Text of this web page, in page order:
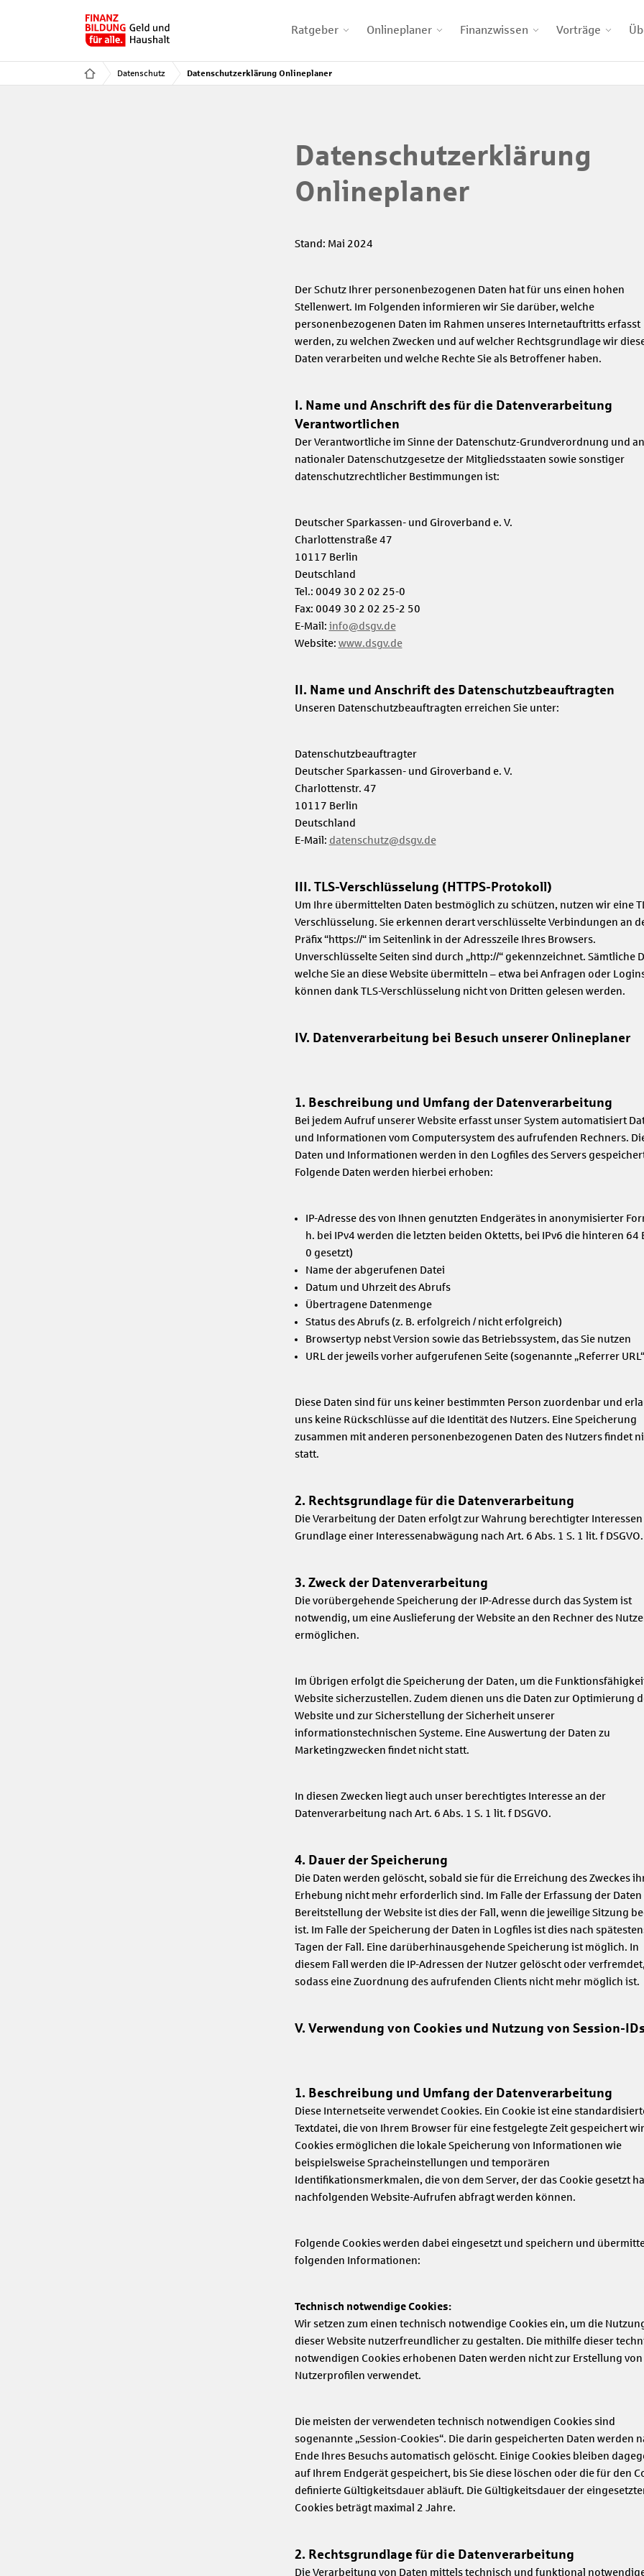
Ratgeber Onlineplaner Finanzwissen Vorträge
Datenschutz Datenschutzerklärung Onlineplaner
Datenschutzerklärung
Onlineplaner
Stand: Mai 2024
Der Schutz Ihrer personenbezogenen Daten hat für uns einen hohen
Stellenwert. Im Folgenden informieren wir Sie darüber, welche
personenbezogenen Daten im Rahmen unseres Internetauftritts erfasst
werden, zu welchen Zwecken und auf welcher Rechtsgrundlage wir
Daten verarbeiten und welche Rechte Sie als Betroffener haben.
I. Name und Anschrift des für die Datenverarbeitung
Verantwortlichen
Der Verantwortliche im Sinne der Datenschutz-Grundverordnung und
nationaler Datenschutzgesetze der Mitgliedsstaaten sowie sonstiger
datenschutzrechtlicher Bestimmungen ist:
Deutscher Sparkassen- und Giroverband e. V.
Charlottenstraße 47
10117 Berlin
Deutschland
Tel.: 0049 30 2 02 25-0
Fax: 0049 30 2 02 25-2 50
E-Mail: info@dsgv.de
Website: www.dsgv.de
II. Name und Anschrift des Datenschutzbeauftragten
Unseren Datenschutzbeauftragten erreichen Sie unter:
Datenschutzbeauftragter
Deutscher Sparkassen- und Giroverband e. V.
Charlottenstr. 47
10117 Berlin
Deutschland
E-Mail: datenschutz@dsgv.de
III. TLS-Verschlüsselung (HTTPS-Protokoll)
Um Ihre übermittelten Daten bestmöglich zu schützen, nutzen wir eine
Verschlüsselung. Sie erkennen derart verschlüsselte Verbindungen an
Präfix “https://“ im Seitenlink in der Adresszeile Ihres Browsers.
Unverschlüsselte Seiten sind durch „http://“ gekennzeichnet. Sämtliche
welche Sie an diese Website übermitteln – etwa bei Anfragen oder
können dank TLS-Verschlüsselung nicht von Dritten gelesen werden.
IV. Datenverarbeitung bei Besuch unserer Onlineplaner
1. Beschreibung und Umfang der Datenverarbeitung
Bei jedem Aufruf unserer Website erfasst unser System automatisiert
und Informationen vom Computersystem des aufrufenden Rechners.
Daten und Informationen werden in den Logfiles des Servers
Folgende Daten werden hierbei erhoben:
IP-Adresse des von Ihnen genutzten Endgerätes in anonymisierter
h. bei IPv4 werden die letzten beiden Oktetts, bei IPv6 die hinteren 64
0 gesetzt)
Name der abgerufenen Datei
Datum und Uhrzeit des Abrufs
Übertragene Datenmenge
Status des Abrufs (z. B. erfolgreich / nicht erfolgreich)
Browsertyp nebst Version sowie das Betriebssystem, das Sie nutzen
URL der jeweils vorher aufgerufenen Seite (sogenannte „Referrer
Diese Daten sind für uns keiner bestimmten Person zuordenbar und
uns keine Rückschlüsse auf die Identität des Nutzers. Eine Speicherung
zusammen mit anderen personenbezogenen Daten des Nutzers findet
statt.
2. Rechtsgrundlage für die Datenverarbeitung
Die Verarbeitung der Daten erfolgt zur Wahrung berechtigter Interessen
Grundlage einer Interessenabwägung nach Art. 6 Abs. 1 S. 1 lit. f DSGVO.
3. Zweck der Datenverarbeitung
Die vorübergehende Speicherung der IP-Adresse durch das System ist
notwendig, um eine Auslieferung der Website an den Rechner des
ermöglichen.
Im Übrigen erfolgt die Speicherung der Daten, um die
Website sicherzustellen. Zudem dienen uns die Daten zur Optimierung
Website und zur Sicherstellung der Sicherheit unserer
informationstechnischen Systeme. Eine Auswertung der Daten zu
Marketingzwecken findet nicht statt.
In diesen Zwecken liegt auch unser berechtigtes Interesse an der
Datenverarbeitung nach Art. 6 Abs. 1 S. 1 lit. f DSGVO.
4. Dauer der Speicherung
Die Daten werden gelöscht, sobald sie für die Erreichung des Zweckes
Erhebung nicht mehr erforderlich sind. Im Falle der Erfassung der Daten
Bereitstellung der Website ist dies der Fall, wenn die jeweilige Sitzung
ist. Im Falle der Speicherung der Daten in Logfiles ist dies nach
Tagen der Fall. Eine darüberhinausgehende Speicherung ist möglich. In
diesem Fall werden die IP-Adressen der Nutzer gelöscht oder verfremdet,
sodass eine Zuordnung des aufrufenden Clients nicht mehr möglich ist.
V. Verwendung von Cookies und Nutzung von Session-
1. Beschreibung und Umfang der Datenverarbeitung
Diese Internetseite verwendet Cookies. Ein Cookie ist eine
Textdatei, die von Ihrem Browser für eine festgelegte Zeit gespeichert
Cookies ermöglichen die lokale Speicherung von Informationen wie
beispielsweise Spracheinstellungen und temporären
Identifikationsmerkmalen, die von dem Server, der das Cookie gesetzt
nachfolgenden Website-Aufrufen abfragt werden können.
Folgende Cookies werden dabei eingesetzt und speichern und
folgenden Informationen:
Technisch notwendige Cookies:
Wir setzen zum einen technisch notwendige Cookies ein, um die
dieser Website nutzerfreundlicher zu gestalten. Die mithilfe dieser
notwendigen Cookies erhobenen Daten werden nicht zur Erstellung von
Nutzerprofilen verwendet.
Die meisten der verwendeten technisch notwendigen Cookies sind
sogenannte „Session-Cookies“. Die darin gespeicherten Daten werden
Ende Ihres Besuchs automatisch gelöscht. Einige Cookies bleiben
auf Ihrem Endgerät gespeichert, bis Sie diese löschen oder die für den
definierte Gültigkeitsdauer abläuft. Die Gültigkeitsdauer der
Cookies beträgt maximal 2 Jahre.
2. Rechtsgrundlage für die Datenverarbeitung
Die Verarbeitung von Daten mittels technisch und funktional